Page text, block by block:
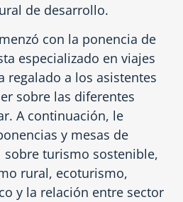
de desarrollo.
con la ponencia de
especializado en viajes
regalado a los asistentes
sobre las diferentes
A continuación, le
y mesas de
sobre turismo sostenible,
rural, ecoturismo,
y la relación entre sector